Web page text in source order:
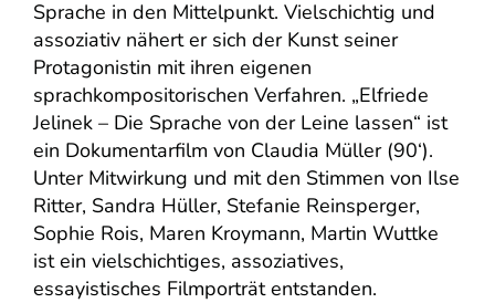
Sprache in den Mittelpunkt. Vielschichtig und
assoziativ nähert er sich der Kunst seiner
Protagonistin mit ihren eigenen
sprachkompositorischen Verfahren. „Elfriede
Jelinek – Die Sprache von der Leine lassen“ ist
ein Dokumentarfilm von Claudia Müller (90‘).
Unter Mitwirkung und mit den Stimmen von Ilse
Ritter, Sandra Hüller, Stefanie Reinsperger,
Sophie Rois, Maren Kroymann, Martin Wuttke
ist ein vielschichtiges, assoziatives,
essayistisches Filmporträt entstanden.